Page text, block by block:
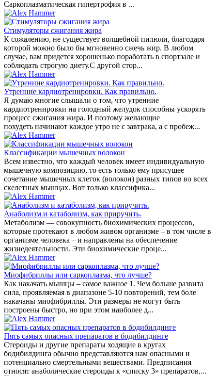
Саркоплазматическая гипертрофия в ...
Стимуляторы сжигания жира
К сожалению, не существует волшебной пилюли, благодаря
которой можно было бы мгновенно сжечь жир. В любом
случае, вам придется хорошенько поработать в спортзале и
соблюдать строгую диету.С другой стор...
Утренние кардиотренировки. Как правильно.
Я думаю многие слышали о том, что утренние
кардиотренировки на голодный желудок способны ускорять
процесс сжигания жира. И поэтому желающие
похудеть начинают каждое утро не с завтрака, а с пробеж...
Классификации мышечных волокон
Всем известно, что каждый человек имеет индивидуальную
мышечную композицию, то есть только ему присущее
сочетание мышечных клеток (волокон) разных типов во всех
скелетных мышцах. Вот только классифика...
Анаболизм и катаболизм, как приручить.
Метаболизм — совокупность биохимических процессов,
которые протекают в любом живом организме – в том числе в
организме человека – и направлены на обеспечение
жизнедеятельности. Эти биохимические проце...
Миофибриллы или саркоплазма, что лучше?
Как накачать мышцы – самое важное 1. Чем больше развита
сила, проявляемая в диапазоне 5-10 повторений, тем боле
накачаны миофибриллы. Эти размеры не могут быть
построены быстро, но при этом наиболее д...
Пять самых опасных препаратов в бодибилдинге
Стероиды и другие препараты ходящие в кругах
бодибилдинга обычно представляются нам опасными и
потенциально смертельными веществами. Предписания
относят анаболические стероиды к «списку 3» препаратов,...